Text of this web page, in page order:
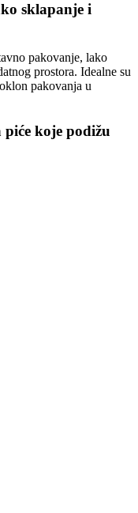
sklapanje i
pakovanje, lako
prostora. Idealne su
pakovanja u
koje podižu